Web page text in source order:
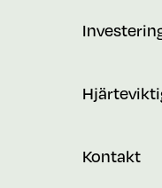
Kontakt